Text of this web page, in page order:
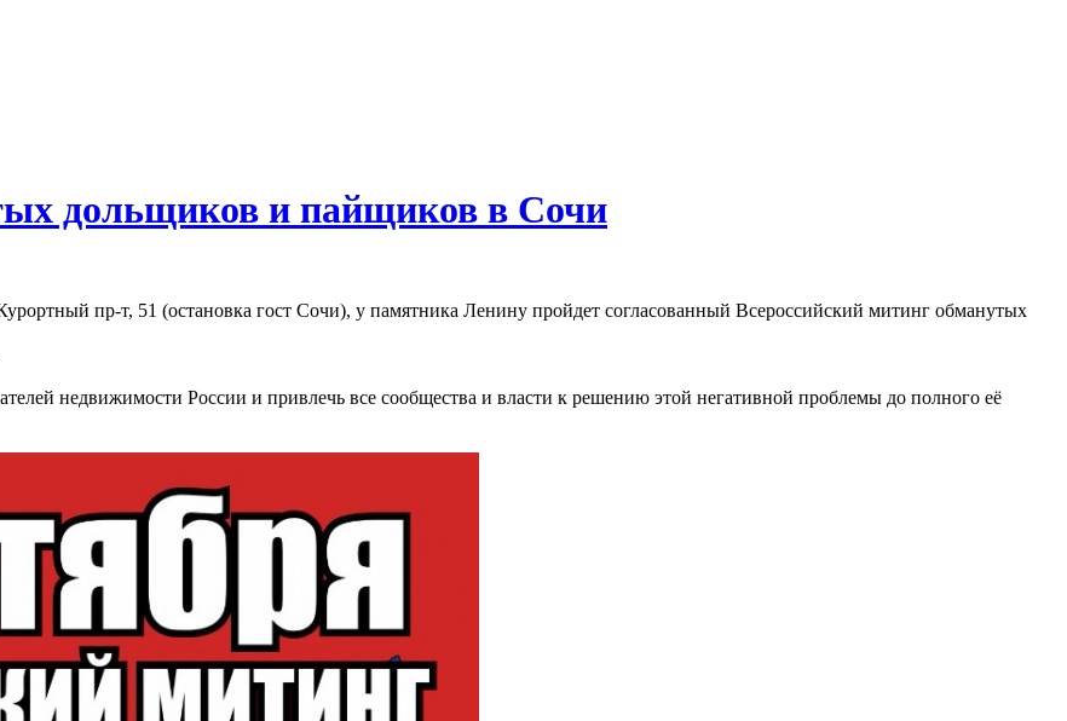
дольщиков и пайщиков в Сочи
пр-т, 51 (остановка гост Сочи), у памятника Ленину пройдет согласованный Всероссийский митинг обманутых
недвижимости России и привлечь все сообщества и власти к решению этой негативной проблемы до полного её